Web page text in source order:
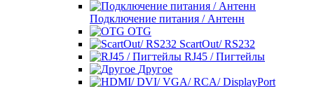
Подключение питания / Антенн
OTG
ScartOut/ RS232
RJ45 / Пигтейлы
Другое